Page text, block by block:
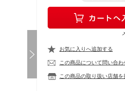
お気に入りへ追加する
この商品について問い合わ
この商品の取り扱い店舗を